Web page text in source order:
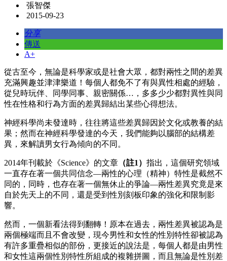
張智傑
2015-09-23
分享
傳送
A+
從古至今，無論是科學家或是社會大眾，都對兩性之間的差異
充滿興趣並津津樂道！每個人都免不了有與異性相處的經驗，
從兒時玩伴、同學同事、親密關係…，多多少少都對異性與同
性在性格和行為方面的差異歸結出某些心得想法。
神經科學尚未發達時，往往將這些差異歸因於文化或教養的結
果；然而在神經科學發達的今天，我們能夠以腦部的結構差
異，來解讀男女行為傾向的不同。
2014年刊載於《Science》的文章 （註1） 指出，這個研究領域
一直存在著一個共同信念—兩性的心理（精神）特性是截然不
同的，同時，也存在著一個無休止的爭論—兩性差異究竟是來
自於先天上的不同，還是受到性別刻板印象的強化和限制影
響。
然而，一個新看法得到翻轉！原本在過去，兩性差異被認為是
兩個極端而且不會改變，現今男性和女性的性別特性卻被認為
有許多重疊相似的部份，更接近的說法是，每個人都是由男性
和女性這兩個性別特性所組成的複雜拼圖，而且無論是性別差